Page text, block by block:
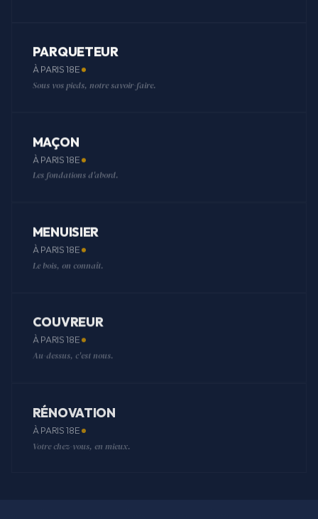
PARQUETEUR
À PARIS 18E
Sous vos pieds, notre savoir-faire.
MAÇON
À PARIS 18E
Les fondations d'abord.
MENUISIER
À PARIS 18E
Le bois, on connaît.
COUVREUR
À PARIS 18E
Au-dessus, c'est nous.
RÉNOVATION
À PARIS 18E
Votre chez-vous, en mieux.